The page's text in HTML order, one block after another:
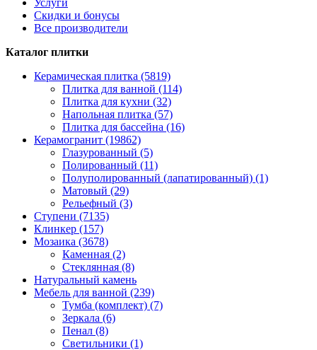
Услуги
Скидки и бонусы
Все производители
Каталог плитки
Керамическая плитка (5819)
Плитка для ванной (114)
Плитка для кухни (32)
Напольная плитка (57)
Плитка для бассейна (16)
Керамогранит (19862)
Глазурованный (5)
Полированный (11)
Полуполированный (лапатированный) (1)
Матовый (29)
Рельефный (3)
Ступени (7135)
Клинкер (157)
Мозаика (3678)
Каменная (2)
Стеклянная (8)
Натуральный камень
Мебель для ванной (239)
Тумба (комплект) (7)
Зеркала (6)
Пенал (8)
Светильники (1)